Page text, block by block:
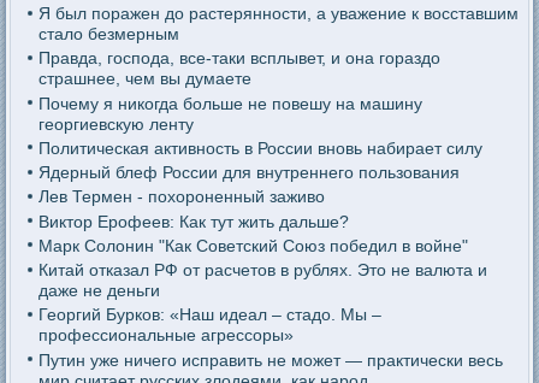
Я был поражен до растерянности, а уважение к восставшим
стало безмерным
Правда, господа, все-таки всплывет, и она гораздо
страшнее, чем вы думаете
Почему я никогда больше не повешу на машину
георгиевскую ленту
Политическая активность в России вновь набирает силу
Ядерный блеф России для внутреннего пользования
Лев Термен - похороненный заживо
Виктор Ерофеев: Как тут жить дальше?
Марк Солонин "Как Советский Союз победил в войне"
Китай отказал РФ от расчетов в рублях. Это не валюта и
даже не деньги
Георгий Бурков: «Наш идеал – стадо. Мы –
профессиональные агрессоры»
Путин уже ничего исправить не может — практически весь